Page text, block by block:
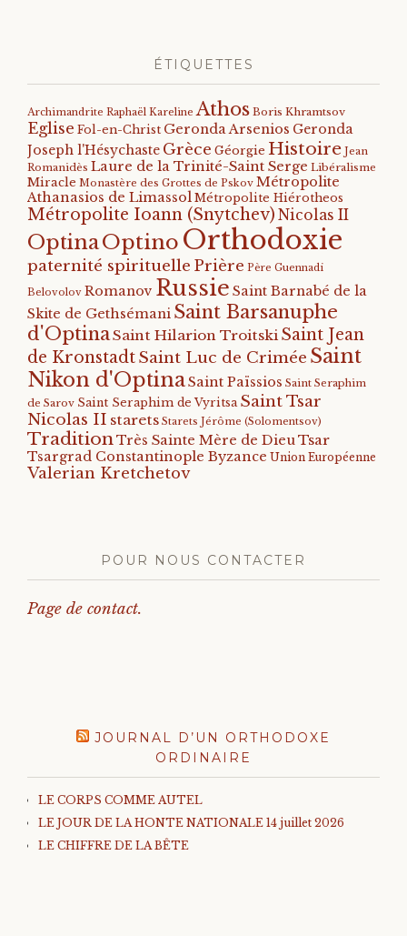
ÉTIQUETTES
Archimandrite Raphaël Kareline Athos Boris Khramtsov
Eglise Fol-en-Christ Geronda Arsenios Geronda
Joseph l'Hésychaste Grèce Géorgie Histoire Jean
Romanidès Laure de la Trinité-Saint Serge Libéralisme
Miracle Monastère des Grottes de Pskov Métropolite
Athanasios de Limassol Métropolite Hiérotheos
Métropolite Ioann (Snytchev) Nicolas II
OptinaOptino Orthodoxie
paternité spirituelle Prière Père Guennadi
Belovolov Romanov Russie Saint Barnabé de la
Skite de Gethsémani Saint Barsanuphe
d'OptinaSaint Hilarion Troitski Saint Jean
de KronstadtSaint Luc de Crimée Saint
Nikon d'OptinaSaint Païssios Saint Seraphim
de Sarov Saint Seraphim de Vyritsa Saint Tsar
Nicolas II starets Starets Jérôme (Solomentsov)
TraditionTrès Sainte Mère de DieuTsar
Tsargrad Constantinople Byzance Union Européenne
Valerian Kretchetov
POUR NOUS CONTACTER
Page de contact.
JOURNAL D’UN ORTHODOXE
ORDINAIRE
LE CORPS COMME AUTEL
LE JOUR DE LA HONTE NATIONALE 14 juillet 2026
LE CHIFFRE DE LA BÊTE